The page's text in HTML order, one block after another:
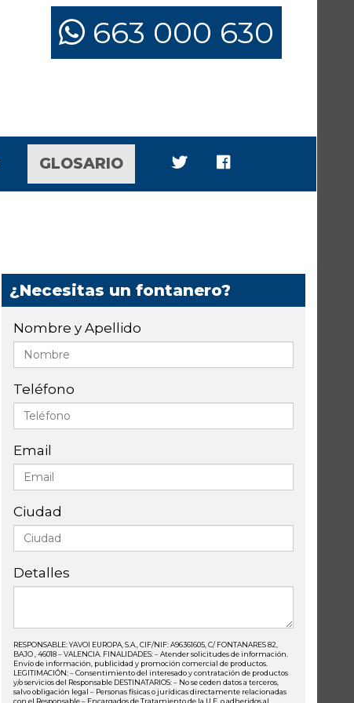
663 000 630
GLOSARIO
¿Necesitas un fontanero?
Nombre y Apellido
Teléfono
Email
Ciudad
Detalles
RESPONSABLE: YAVOI EUROPA, S.A., CIF/NIF: A96361605, C/ FONTANARES 82,
BAJO , 46018 – VALENCIA. FINALIDADES: – Atender solicitudes de información.
Envío de información, publicidad y promoción comercial de productos.
LEGITIMACIÓN: – Consentimiento del interesado y contratación de productos
y/o servicios del Responsable DESTINATARIOS: – No se ceden datos a terceros,
salvo obligación legal – Personas físicas o jurídicas directamente relacionadas